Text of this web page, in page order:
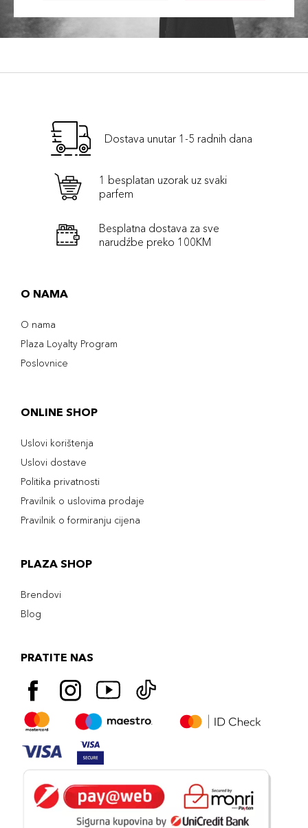
Dostava unutar 1-5 radnih dana
1 besplatan uzorak uz svaki
parfem
Besplatna dostava za sve
narudźbe preko 100KM
O NAMA
O nama
Plaza Loyalty Program
Poslovnice
ONLINE SHOP
Uslovi korištenja
Uslovi dostave
Politika privatnosti
Pravilnik o uslovima prodaje
Pravilnik o formiranju cijena
PLAZA SHOP
Brendovi
Blog
PRATITE NAS